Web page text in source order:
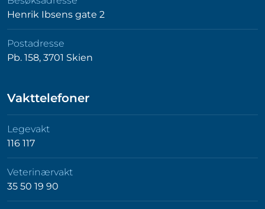
Henrik Ibsens gate 2
Postadresse
Pb. 158, 3701 Skien
Vakttelefoner
Legevakt
116 117
Veterinærvakt
35 50 19 90